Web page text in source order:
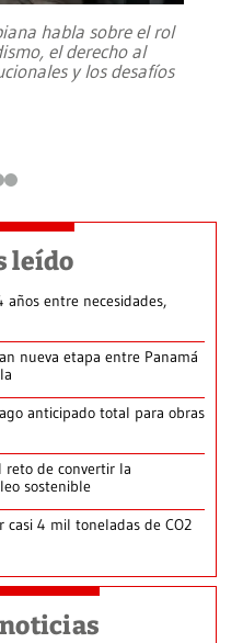
habla sobre el rol
el derecho al
y los desafíos
leído
años entre necesidades,
nueva etapa entre Panamá
anticipado total para obras
reto de convertir la
sostenible
4 mil toneladas de CO2